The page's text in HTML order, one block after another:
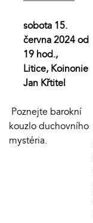
sobota 15.
června 2024 od
19 hod.,
Litice, Koinonie
Jan Křtitel
Poznejte barokní
kouzlo duchovního
mystéria.